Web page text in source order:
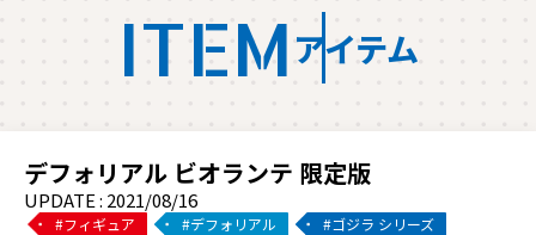
ITEM アイテム
デフォリアル ビオランテ 限定版
UPDATE : 2021/08/16
フィギュア デフォリアル ゴジラ シリーズ